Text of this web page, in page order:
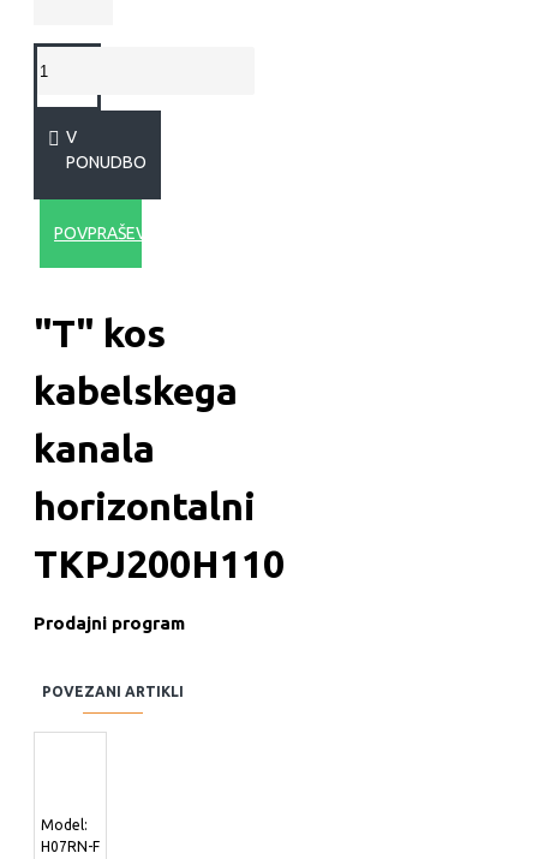
V
PONUDBO
POVPRAŠEVANJE
"T" kos
kabelskega
kanala
horizontalni
TKPJ200H110
Prodajni program
POVEZANI ARTIKLI
Model:
H07RN-F